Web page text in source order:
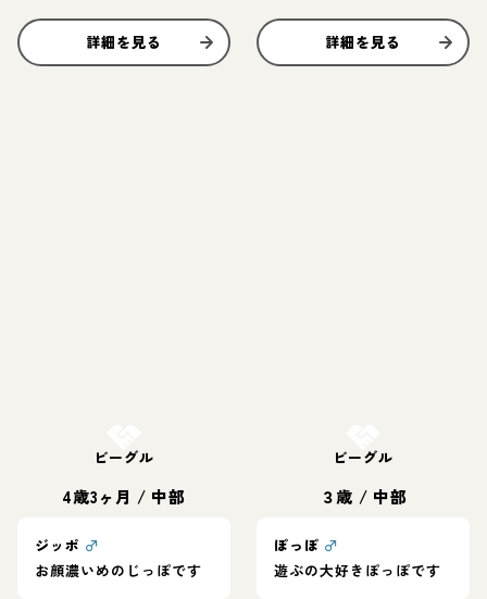
詳細を見る 詳細を見る
ビーグル
4歳3ヶ月 / 中部
ジッポ ♂
お顔濃いめのじっぽです
ビーグル
３歳 / 中部
ぽっぽ ♂
遊ぶの大好きぽっぽです